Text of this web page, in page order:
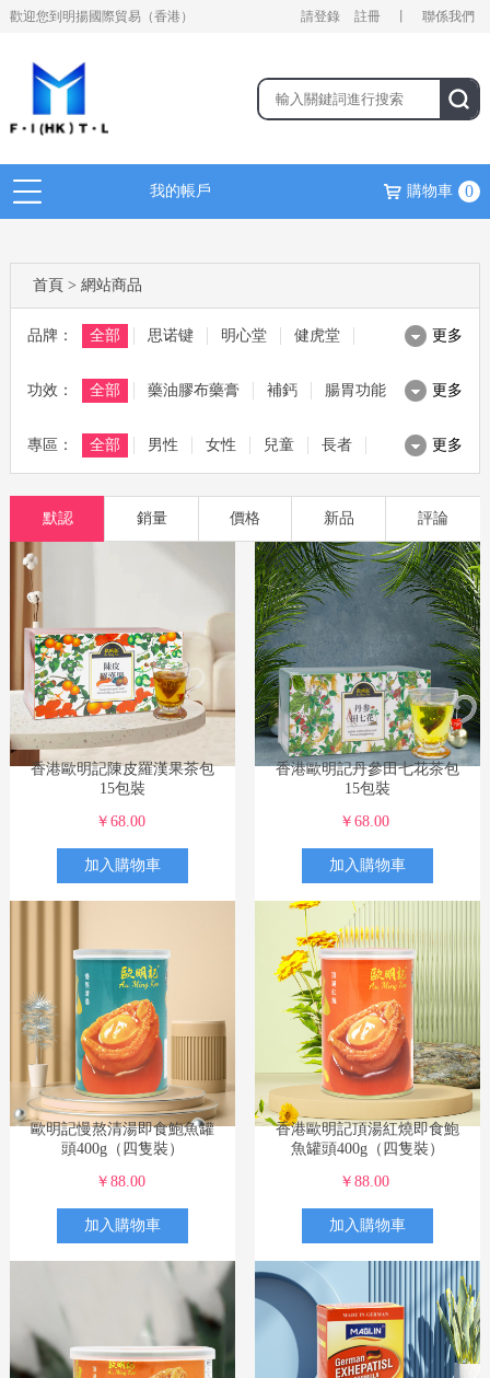
歡迎您到明揚國際貿易（香港） 請登錄 註冊 聯係我們
我的帳戶 購物車 0
首頁 > 網站商品
品牌： 全部 思诺键 明心堂 健虎堂
麥林 MAGLIN 茱比 JUBEE 健熙堂
日本野原 ALN 腸胃寶 寶源堂
欧明记
更多
功效： 全部 藥油膠布藥膏 補鈣 腸胃功能
滋補湯料 美容美妝 綜合保健
功能藥品 食品
更多
專區： 全部 男性 女性 兒童 長者
滋補 孕嬰 洗護 美妝
更多
默認 銷量 價格 新品 評論
香港歐明記陳皮羅漢果茶包
15包裝
￥68.00
加入購物車
香港歐明記丹參田七花茶包
15包裝
￥68.00
加入購物車
歐明記慢熬清湯即食鮑魚罐
頭400g（四隻裝）
￥88.00
加入購物車
香港歐明記頂湯紅燒即食鮑
魚罐頭400g（四隻裝）
￥88.00
加入購物車